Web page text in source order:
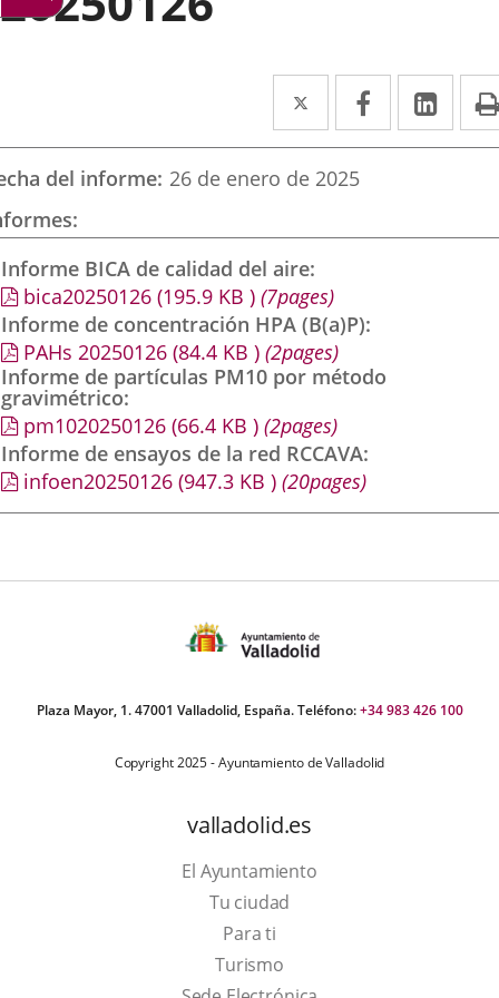
Twitter
Enlace
a
una
externa.
Facebook
Enlace
a
externa.
a
del informe 26 de enero de 2025
Informe BICA de calidad del aire
bica20250126 (195.9 KB ) (7pages)
Informe de concentración HPA (B(a)P)
PAHs 20250126 (84.4 KB ) (2pages)
Informe de partículas PM10 por método
gravimétrico
pm1020250126 (66.4 KB ) (2pages)
Informe de ensayos de la red RCCAVA
infoen20250126 (947.3 KB ) (20pages)
Plaza Mayor, 1. 47001 Valladolid, España. Teléfono:+34 983 426 100
Copyright 2025 - Ayuntamiento de Valladolid
valladolid.es
El Ayuntamiento
Tu ciudad
Para ti
TurismoEste